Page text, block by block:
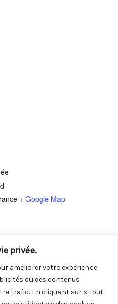
privée.
améliorer votre expérience
ou des contenus
trafic. En cliquant sur « Tout
+ Google Map
Permanence